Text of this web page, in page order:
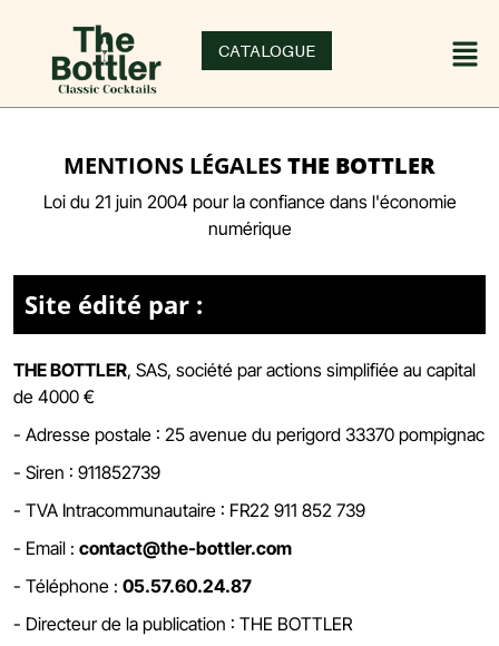
CATALOGUE
MENTIONS LÉGALESTHE BOTTLER
Loi du 21 juin 2004 pour la confiance dans l'économie
numérique
Site édité par :
THE BOTTLER, SAS, société par actions simplifiée au capital
de 4000 €
- Adresse postale : 25 avenue du perigord 33370 pompignac
- Siren : 911852739
- TVA Intracommunautaire : FR22 911 852 739
- Email : contact@the-bottler.com
- Téléphone : 05.57.60.24.87
- Directeur de la publication : THE BOTTLER